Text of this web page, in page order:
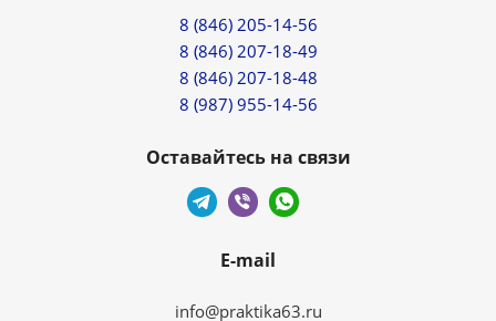
8 (846) 205-14-56
8 (846) 207-18-49
8 (846) 207-18-48
8 (987) 955-14-56
Оставайтесь на связи
E-mail
info@praktika63.ru